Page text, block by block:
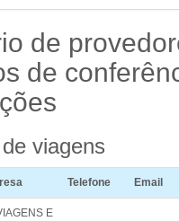
de
de
viagens
Telefone Email
E